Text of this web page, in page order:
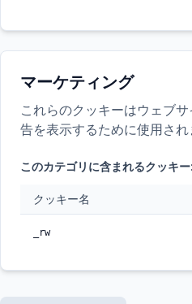
マーケティング
これらのクッキーはウェブ
告を表示するために使用され
このカテゴリに含まれるクッキー:
クッキー名
_rw